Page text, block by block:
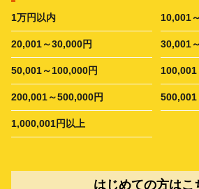
1万円以内 10,001
20,001～30,000円 30,001
50,001～100,000円 100,001
200,001～500,000円 500,001
1,000,001円以上
はじめての方はこ